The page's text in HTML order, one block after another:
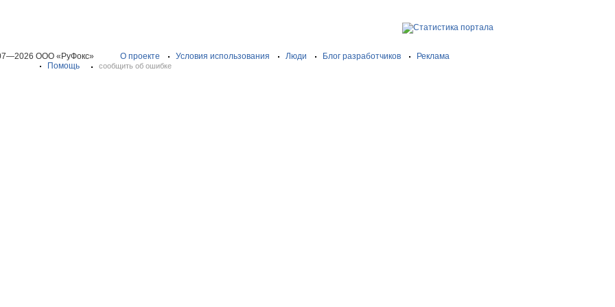
ООО «РуФокс» О проекте Условия использования Люди Блог разработчиков
Реклама
Помощь
сообщить об ошибке